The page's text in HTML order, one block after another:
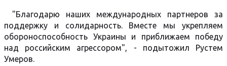
"Благодарю наших международных партнеров за
поддержку и солидарность. Вместе мы укрепляем
обороноспособность Украины и приближаем победу
над российским агрессором", - подытожил Рустем
Умеров.